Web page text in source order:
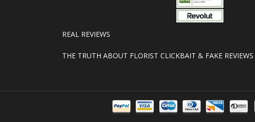
REAL REVIEWS
THE TRUTH ABOUT FLORIST CLICKBAIT & FAKE REVIEWS